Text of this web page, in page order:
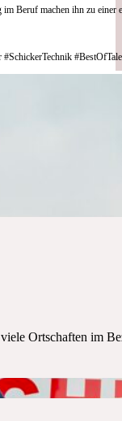
Beruf machen ihn zu
Ortschaften im